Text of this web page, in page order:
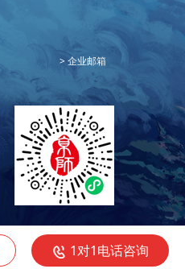
企业邮箱
1对1电话咨询